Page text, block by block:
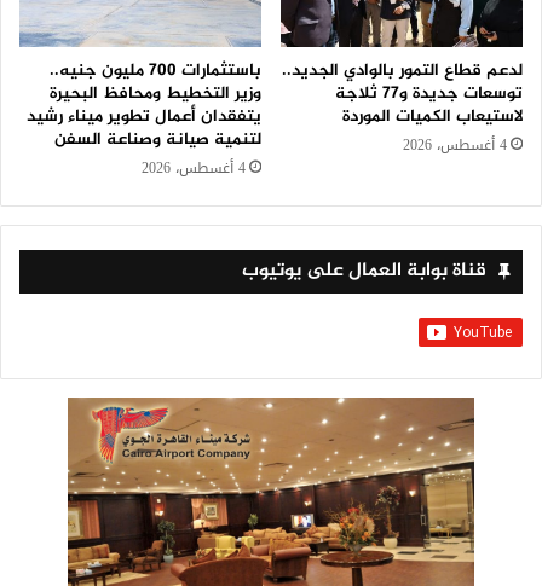
لدعم قطاع التمور بالوادي الجديد..
توسعات جديدة و٧٧ ثلاجة
لاستيعاب الكميات الموردة
4 أغسطس، 2026
باستثمارات 700 مليون جنيه..
وزير التخطيط ومحافظ البحيرة
يتفقدان أعمال تطوير ميناء رشيد
لتنمية صيانة وصناعة السفن
4 أغسطس، 2026
قناة بوابة العمال على يوتيوب